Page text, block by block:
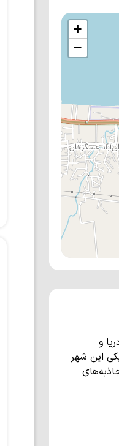
+
−
و
این شهر